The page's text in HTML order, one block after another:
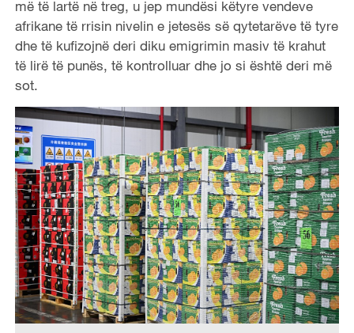
më të lartë në treg, u jep mundësi këtyre vendeve
afrikane të rrisin nivelin e jetesës së qytetarëve të tyre
dhe të kufizojnë deri diku emigrimin masiv të krahut
të lirë të punës, të kontrolluar dhe jo si është deri më
sot.